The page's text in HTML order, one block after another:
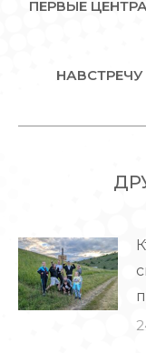
ЗАПИСЯМ
ПЕРВЫЕ